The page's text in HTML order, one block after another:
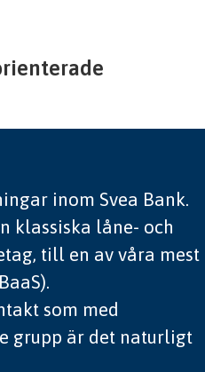
inom Svea Bank.
klassiska låne- och
till en av våra mest
som med
grupp är det naturligt